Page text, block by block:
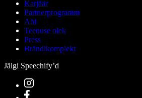
Karjäär
Partnerprogramm
Abi
Teenuse olek
Press
Brändikomplekt
Jälgi Speechify’d